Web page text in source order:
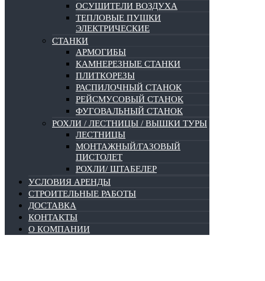
ОСУШИТЕЛИ ВОЗДУХА
ТЕПЛОВЫЕ ПУШКИ
ЭЛЕКТРИЧЕСКИЕ
СТАНКИ
АРМОГИБЫ
КАМНЕРЕЗНЫЕ СТАНКИ
ПЛИТКОРЕЗЫ
РАСПИЛОЧНЫЙ СТАНОК
РЕЙСМУСОВЫЙ СТАНОК
ФУГОВАЛЬНЫЙ СТАНОК
РОХЛИ / ЛЕСТНИЦЫ / ВЫШКИ ТУРЫ
ЛЕСТНИЦЫ
МОНТАЖНЫЙ/ГАЗОВЫЙ
ПИСТОЛЕТ
РОХЛИ/ ШТАБЕЛЕР
УСЛОВИЯ АРЕНДЫ
СТРОИТЕЛЬНЫЕ РАБОТЫ
ДОСТАВКА
КОНТАКТЫ
О КОМПАНИИ